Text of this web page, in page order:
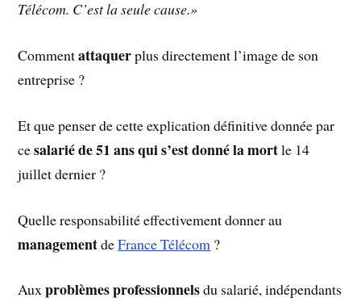
Télécom. C’est la seule cause.»
Commentattaquerplus directement l’image de son
entreprise ?
Et que penser de cette explication définitive donnée par
cesalarié de 51 ans qui s’est donné la mortle 14
juillet dernier ?
Quelle responsabilité effectivement donner au
managementdeFrance Télécom ?
Auxproblèmes professionnelsdu salarié, indépendants